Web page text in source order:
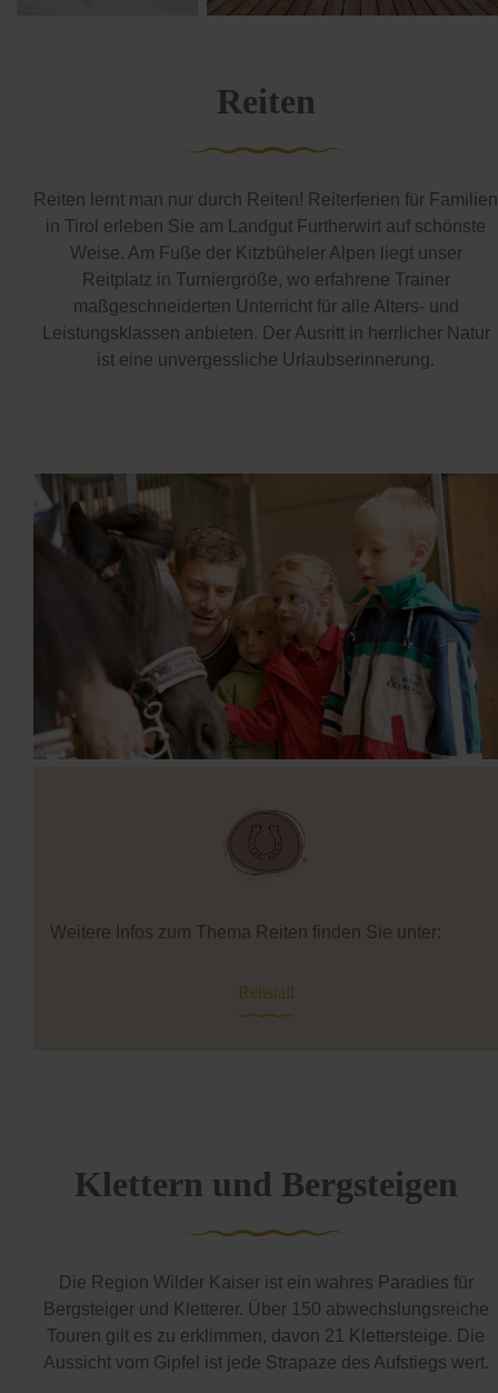
Reiten
Reiten lernt man nur durch Reiten! Reiterferien für Familien
in Tirol erleben Sie am Landgut Furtherwirt auf schönste
Weise. Am Fuße der Kitzbüheler Alpen liegt unser
Reitplatz in Turniergröße, wo erfahrene Trainer
maßgeschneiderten Unterricht für alle Alters- und
Leistungsklassen anbieten. Der Ausritt in herrlicher Natur
ist eine unvergessliche Urlaubserinnerung.
Weitere Infos zum Thema Reiten finden Sie unter:
Reitstall
Klettern und Bergsteigen
Die Region Wilder Kaiser ist ein wahres Paradies für
Bergsteiger und Kletterer. Über 150 abwechslungsreiche
Touren gilt es zu erklimmen, davon 21 Klettersteige. Die
Aussicht vom Gipfel ist jede Strapaze des Aufstiegs wert.